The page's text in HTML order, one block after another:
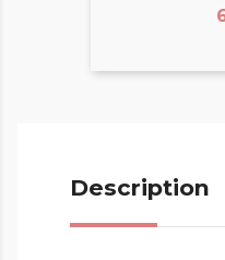
Description